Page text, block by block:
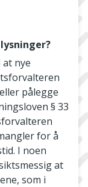
nye
pålegge
§ 33
for å
I noen
at
som i